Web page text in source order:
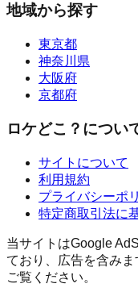
地域から探す
東京都
神奈川県
大阪府
京都府
ロケどこ？につい
サイトについて
利用規約
プライバシーポ
特定商取引法に
当サイトはGoogle
ており、広告を含み
ご覧ください。